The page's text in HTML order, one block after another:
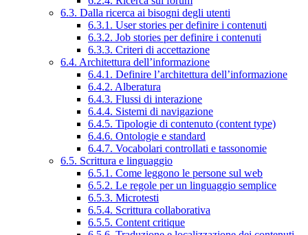
6.3. Dalla ricerca ai bisogni degli utenti
6.3.1. User stories per definire i contenuti
6.3.2. Job stories per definire i contenuti
6.3.3. Criteri di accettazione
6.4. Architettura dell’informazione
6.4.1. Definire l’architettura dell’informazione
6.4.2. Alberatura
6.4.3. Flussi di interazione
6.4.4. Sistemi di navigazione
6.4.5. Tipologie di contenuto (content type)
6.4.6. Ontologie e standard
6.4.7. Vocabolari controllati e tassonomie
6.5. Scrittura e linguaggio
6.5.1. Come leggono le persone sul web
6.5.2. Le regole per un linguaggio semplice
6.5.3. Microtesti
6.5.4. Scrittura collaborativa
6.5.5. Content critique